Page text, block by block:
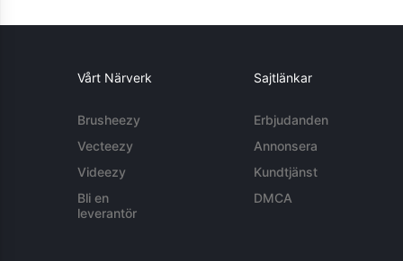
Vårt Närverk
Brusheezy
Vecteezy
Videezy
Bli en
leverantör
Sajtlänkar
Erbjudanden
Annonsera
Kundtjänst
DMCA